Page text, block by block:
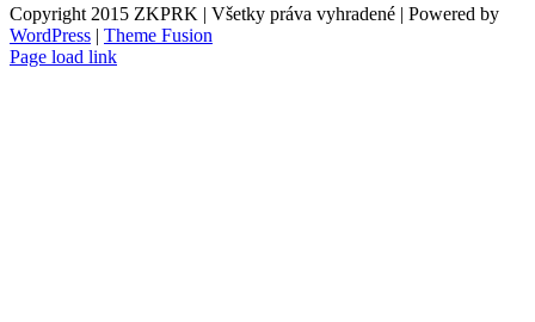
Copyright 2015 ZKPRK | Všetky práva vyhradené | Powered by
WordPress | Theme Fusion
Page load link